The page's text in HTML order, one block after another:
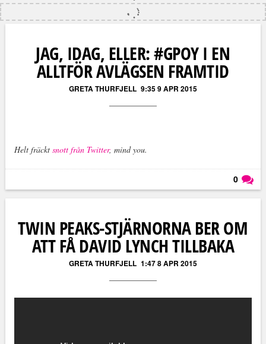
JAG, IDAG, ELLER: #GPOY I EN
ALLTFÖR AVLÄGSEN FRAMTID
GRETA THURFJELL 9:35 9 APR 2015
Helt fräckt snott från Twitter, mind you.
0
TWIN PEAKS-STJÄRNORNA BER OM
ATT FÅ DAVID LYNCH TILLBAKA
GRETA THURFJELL 1:47 8 APR 2015